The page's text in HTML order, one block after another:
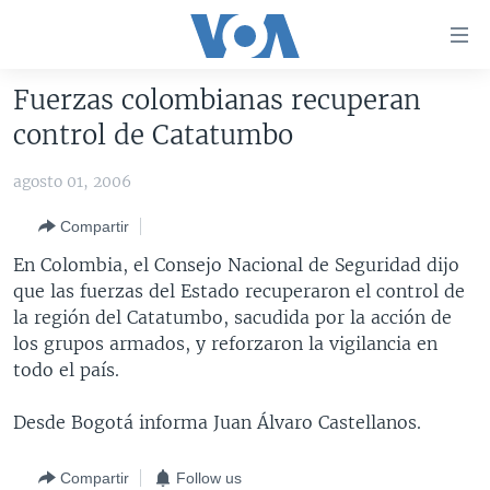
accesibilidad
al
principal
Salte
navegador
principal
Salte
búsqueda
AMÉRICA DEL NORTE
MÉXICO
HAITÍ
ELECCIONES EEUU
VOTO DIVIDIDO
VOA VERIFICA
VOA VERIFICA UCRANIA/RUSIA
VOA VERIFICA INMIGRACIÓN
VOA VERIFICA AMÉRICA LATINA
AMÉRICA LATINA
ARGENTINA
BOLIVIA
COLOMBIA
PERÚ
ECUADOR
CHINA EN AMÉRICA LATINA
CENTROAMÉRICA
COSTA RICA
GUATEMALA
HONDURAS
OTRAS SECCIONES
LIBERTAD DE PRENSA
MUNDO
LIBERTAD DE PRENSA
UCRANIA
Fuerzas colombianas recuperan
control de Catatumbo
agosto 01, 2006
Compartir
En Colombia, el Consejo Nacional de Seguridad dijo
que las fuerzas del Estado recuperaron el control de
la región del Catatumbo, sacudida por la acción de
los grupos armados, y reforzaron la vigilancia en
todo el país.
Desde Bogotá informa Juan Álvaro Castellanos.
Compartir Follow us